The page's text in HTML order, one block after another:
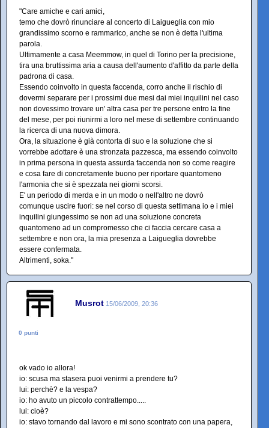
"Care amiche e cari amici,
temo che dovrò rinunciare al concerto di Laigueglia con mio
grandissimo scorno e rammarico, anche se non è detta l'ultima
parola.
Ultimamente a casa Meemmow, in quel di Torino per la precisione,
tira una bruttissima aria a causa dell'aumento d'affitto da parte della
padrona di casa.
Essendo coinvolto in questa faccenda, corro anche il rischio di
dovermi separare per i prossimi due mesi dai miei inquilini nel caso
non dovessimo trovare un' altra casa per tre persone entro la fine
del mese, per poi riunirmi a loro nel mese di settembre continuando
la ricerca di una nuova dimora.
Ora, la situazione è già contorta di suo e la soluzione che si
vorrebbe adottare è una stronzata pazzesca, ma essendo coinvolto
in prima persona in questa assurda faccenda non so come reagire
e cosa fare di concretamente buono per riportare quantomeno
l'armonia che si è spezzata nei giorni scorsi.
E' un periodo di merda e in un modo o nell'altro ne dovrò
comunque uscire fuori: se nel corso di questa settimana io e i miei
inquilini giungessimo se non ad una soluzione concreta
quantomeno ad un compromesso che ci faccia cercare casa a
settembre e non ora, la mia presenza a Laigueglia dovrebbe
essere confermata.
Altrimenti, soka."
Musrot 15/06/2009, 20:36
0 punti
ok vado io allora!
io: scusa ma stasera puoi venirmi a prendere tu?
lui: perchè? e la vespa?
io: ho avuto un piccolo contrattempo.....
lui: cioè?
io: stavo tornando dal lavoro e mi sono scontrato con una papera,